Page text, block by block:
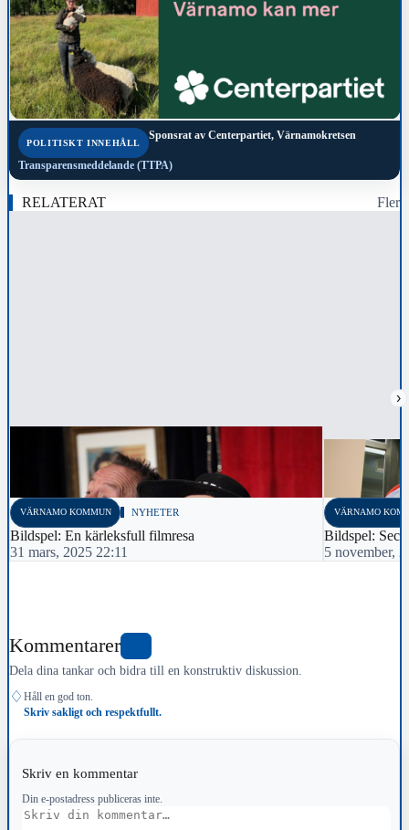
POLITISKT INNEHÅLL
Sponsrat av Centerpartiet, Värnamokretsen
Transparensmeddelande (TTPA)
RELATERAT Fler
›
VÄRNAMO KOMMUN NYHETER
Bildspel: En kärleksfull filmresa
31 mars, 2025 22:11
VÄRNAMO
Bildspel:
5 november,
Kommentarer
Dela dina tankar och bidra till en konstruktiv diskussion.
♢ Håll en god ton.
Skriv sakligt och respektfullt.
Skriv en kommentar
Din e-postadress publiceras inte.
Kommentar